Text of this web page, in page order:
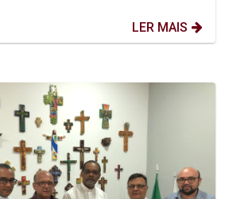
LER MAIS